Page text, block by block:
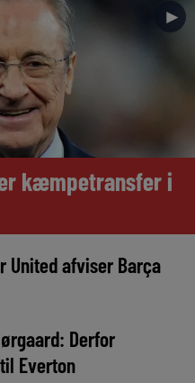
►
kæmpetransfer i
United afviser Barça
Derfor
Everton